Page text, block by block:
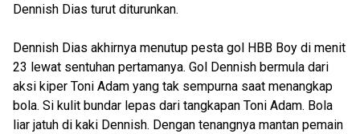
Dennish Dias turut diturunkan.
Dennish Dias akhirnya menutup pesta gol HBB Boy di menit
23 lewat sentuhan pertamanya. Gol Dennish bermula dari
aksi kiper Toni Adam yang tak sempurna saat menangkap
bola. Si kulit bundar lepas dari tangkapan Toni Adam. Bola
liar jatuh di kaki Dennish. Dengan tenangnya mantan pemain